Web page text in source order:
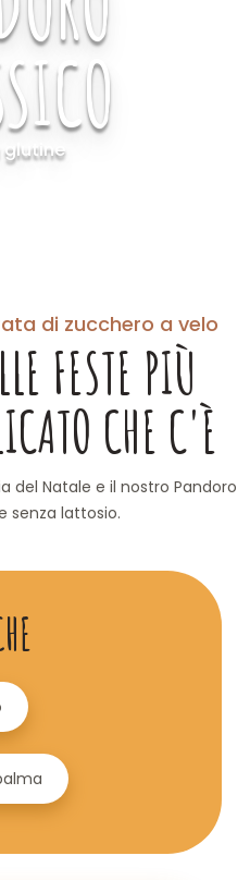
glutine
di zucchero a velo
FESTE PIÙ
CHE C'È
del Natale e il nostro Pandoro
senza lattosio.